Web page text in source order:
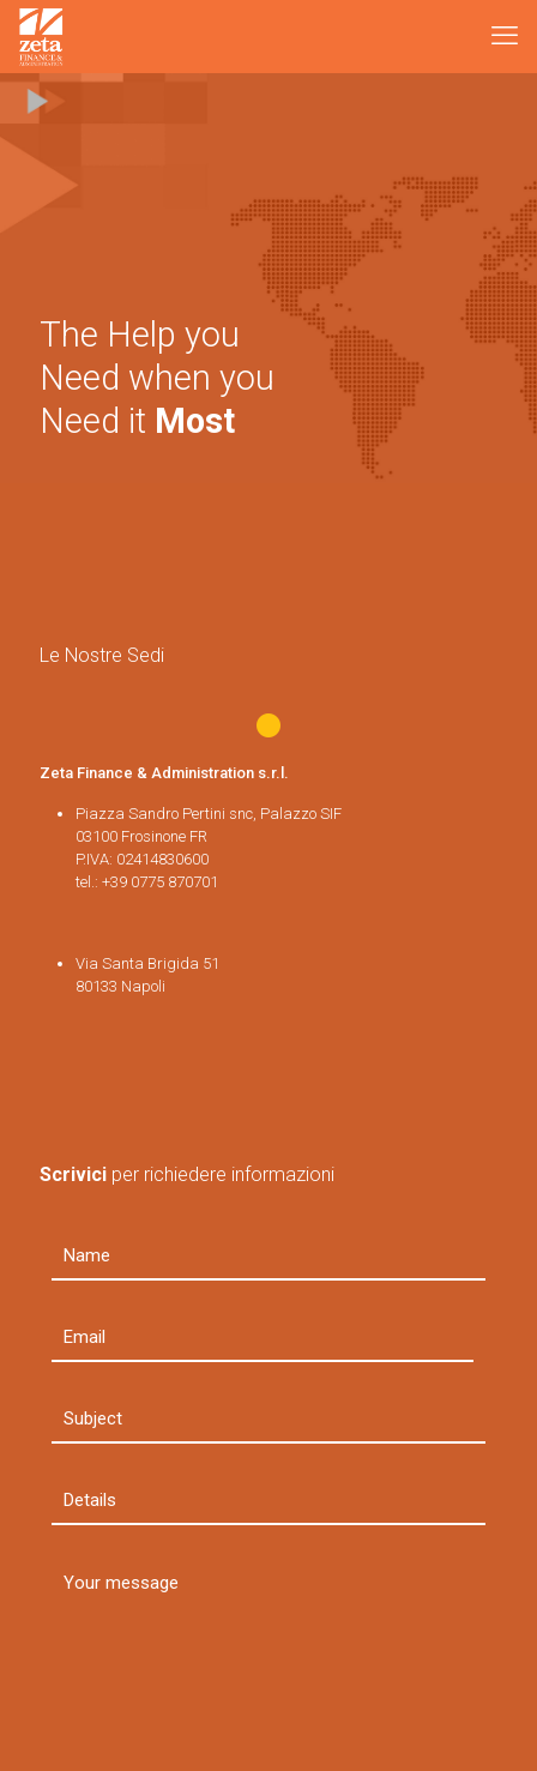
The Help you
Need when you
Need it Most
Le Nostre Sedi
Zeta Finance & Administration s.r.l.
Piazza Sandro Pertini snc, Palazzo SIF
03100 Frosinone FR
P.IVA: 02414830600
tel.: +39 0775 870701
Via Santa Brigida 51
80133 Napoli
Scrivici per richiedere informazioni